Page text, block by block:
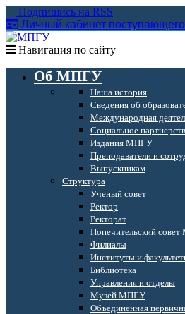
Подпишись на RSS
Личный кабинет поступающего
Навигация по сайту
Об МПГУ
Наша история
Сведения об
Международная
Социальное
Издания МПГУ
Преподаватели и
Выпускникам
Структура
Ученый совет
Ректор
Ректорат
Попечительский
Филиалы
Институты и
Библиотека
Управления и отделы
Музей МПГУ
Объединенная